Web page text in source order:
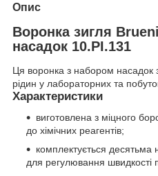
Опис
Воронка зигля
насадок 10.PI.131
Ця воронка з набором насадок
рідин у лабораторних та
Характеристики
виготовлена з міцного
до хімічних реагентів;
комплектується десятьма
для регулювання швидкості